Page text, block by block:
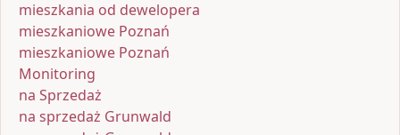
mieszkania od dewelopera
mieszkaniowe Poznań
mieszkaniowe Poznań
Monitoring
na Sprzedaż
na sprzedaż Grunwald